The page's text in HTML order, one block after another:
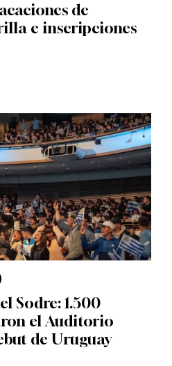
de
e inscripciones
Sodre: 1.500
el Auditorio
de Uruguay